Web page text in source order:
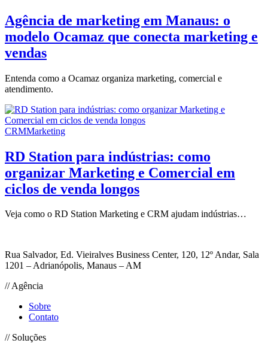
Agência de marketing em Manaus: o
modelo Ocamaz que conecta marketing e
vendas
Entenda como a Ocamaz organiza marketing, comercial e
atendimento.
CRMMarketing
RD Station para indústrias: como
organizar Marketing e Comercial em
ciclos de venda longos
Veja como o RD Station Marketing e CRM ajudam indústrias…
Rua Salvador, Ed. Vieiralves Business Center, 120, 12º Andar, Sala
1201 – Adrianópolis, Manaus – AM
// Agência
Sobre
Contato
// Soluções